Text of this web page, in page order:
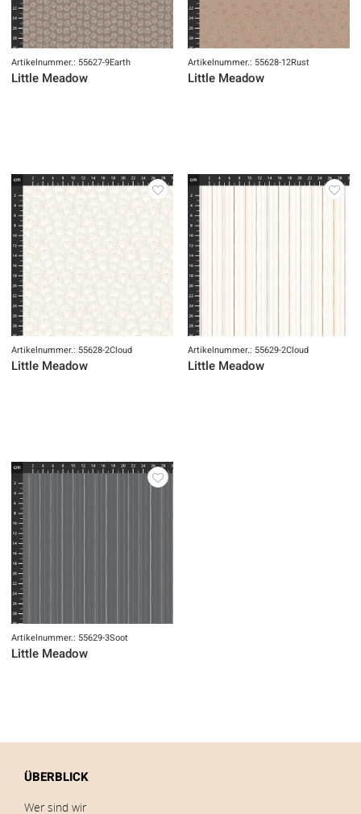
Artikelnummer.: 55627-9Earth
Little Meadow
Artikelnummer.: 55628-12Rust
Little Meadow
Artikelnummer.: 55628-2Cloud
Little Meadow
Artikelnummer.: 55629-2Cloud
Little Meadow
Artikelnummer.: 55629-3Soot
Little Meadow
ÜBERBLICK
Wer sind wir